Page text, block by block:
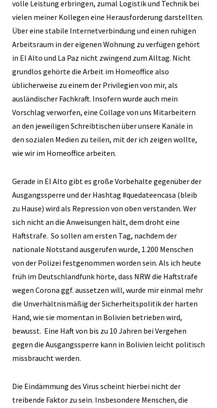
volle Leistung erbringen, zumal Logistik und Technik bei
vielen meiner Kollegen eine Herausforderung darstellten.
Über eine stabile Internetverbindung und einen ruhigen
Arbeitsraum in der eigenen Wohnung zu verfügen gehört
in El Alto und La Paz nicht zwingend zum Alltag. Nicht
grundlos gehörte die Arbeit im Homeoffice also
üblicherweise zu einem der Privilegien von mir, als
ausländischer Fachkraft. Insofern wurde auch mein
Vorschlag verworfen, eine Collage von uns Mitarbeitern
an den jeweiligen Schreibtischen über unsere Kanäle in
den sozialen Medien zu teilen, mit der ich zeigen wollte,
wie wir im Homeoffice arbeiten.
Gerade in El Alto gibt es große Vorbehalte gegenüber der
Ausgangssperre und der Hashtag #quedateencasa (bleib
zu Hause) wird als Repression von oben verstanden. Wer
sich nicht an die Anweisungen hält, dem droht eine
Haftstrafe. So sollen am ersten Tag, nachdem der
nationale Notstand ausgerufen wurde, 1.200 Menschen
von der Polizei festgenommen worden sein. Als ich heute
früh im Deutschlandfunk hörte, dass NRW die Haftstrafe
wegen Corona ggf. aussetzen will, wurde mir einmal mehr
die Unverhältnismäßig der Sicherheitspolitik der harten
Hand, wie sie momentan in Bolivien betrieben wird,
bewusst. Eine Haft von bis zu 10 Jahren bei Vergehen
gegen die Ausgangssperre kann in Bolivien leicht politisch
missbraucht werden.
Die Eindämmung des Virus scheint hierbei nicht der
treibende Faktor zu sein. Insbesondere Menschen, die